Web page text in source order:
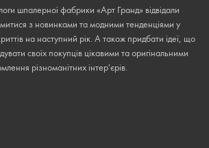
шпалерної фабрики «Арт Гранд» відвідали
з новинками та модними тенденціями у
на наступний рік. А також придбати ідеї, що
своїх покупців цікавими та оригінальними
різноманітних інтер'єрів.